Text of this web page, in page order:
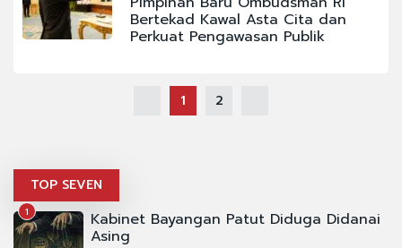
Bertekad Kawal Asta Cita dan
Perkuat Pengawasan Publik
1 2
TOP SEVEN
1 Kabinet Bayangan Patut Diduga Didanai
Asing